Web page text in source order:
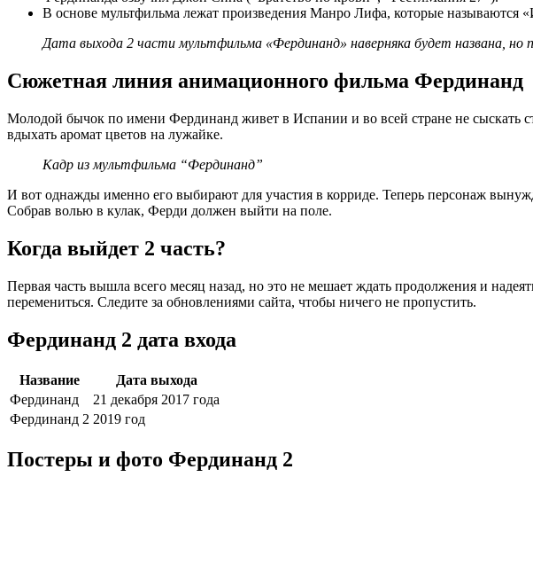
В основе мультфильма лежат произведения Манро Лифа, которые называются
Дата выхода 2 части мультфильма «Фердинанд» наверняка будет названа, но
Сюжетная линия анимационного фильма Фердинанд
Молодой бычок по имени Фердинанд живет в Испании и во всей стране не сыскать
вдыхать аромат цветов на лужайке.
Кадр из мультфильма “Фердинанд”
И вот однажды именно его выбирают для участия в корриде. Теперь персонаж
Собрав волью в кулак, Ферди должен выйти на поле.
Когда выйдет 2 часть?
Первая часть вышла всего месяц назад, но это не мешает ждать продолжения и
перемениться. Следите за обновлениями сайта, чтобы ничего не пропустить.
Фердинанд 2 дата входа
Название
Дата выхода
Фердинанд
21 декабря 2017 года
Фердинанд 2 2019 год
Постеры и фото Фердинанд 2